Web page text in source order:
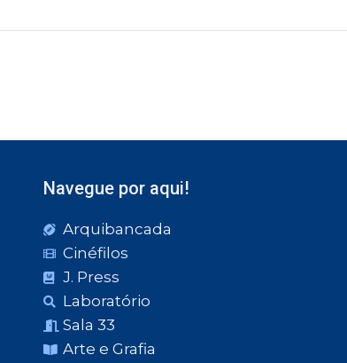
Navegue por aqui!
Arquibancada
Cinéfilos
J. Press
Laboratório
Sala 33
Arte e Grafia